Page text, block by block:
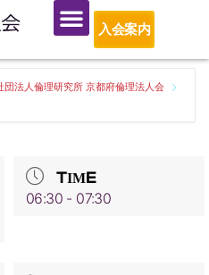
入会案内
法人倫理研究所 京都府倫理法人会
TIME
06:30 - 07:30